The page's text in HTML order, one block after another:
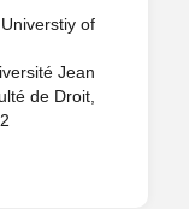
of
Jean
de Droit,